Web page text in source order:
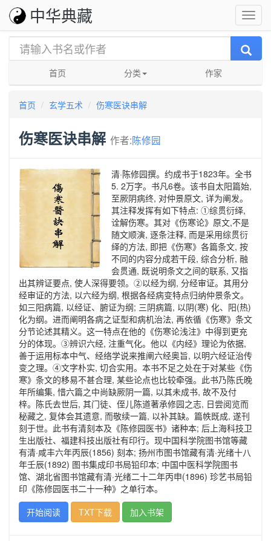
中华典藏
首页 分类 作家
首页 玄学五术 伤寒医诀串解
伤寒医诀串解 作者:陈修园
清·陈修园撰。约成书于1823年。全书
5. 2万字。书凡6卷。该书自太阳篇始,
至厥阴病终, 对仲景原文, 详为阐发。
其注释发挥有如下特点: ①综贯衍绎,
诠解伤寒。其对《伤寒论》原文,不是
随文顺演, 逐条注释, 而是采用综贯衍
绎的方法, 即把《伤寒》各篇条文, 按
不同的内容分成若干段, 综合分析, 融
会贯通, 既说明条文之间的联系, 又指
出其辨证要点, 使人深得要领。②以经为纲, 分经审证。其用分
经审证的方法, 以六经为纲, 根据各经病变特点归纳仲景条文。
如三阳病篇, 以经证、腑证为纲; 三阴病篇, 以阴(寒) 化、阳(热)
化为纲。进而阐明各病之证型和病机治法, 再依循《伤寒》条文
分节论述其精义。这一特点在他的《伤寒论浅注》中得到更充
分的体现。③辨识六经, 注重气化。他以《内经》理论为依据,
善于运用标本中气、经络学说来推阐六经奥旨, 以明六经证治传
变之理。④文字朴实, 切合实用。本书不足之处在于对某些《伤
寒》条文的移易不甚合理, 某些论点也比较牵强。此书乃陈氏晚
年所编集, 惜六篇之中尚缺厥阴一篇, 以其未成书, 故不及付
梓。陈氏去世后, 其门徒、侄儿陈道著承修园之志, 日尝阅览而
秘藏之, 复体会其遗意, 而敬续一篇, 以补其缺。篇帙既成, 遂刊
刻于世。此书有清刻本及《陈修园医书》诸种本; 后上海科技卫
生出版社、福建科技出版社有印行。现中国科学院图书馆等藏
有清·咸丰六年丙辰(1856) 刻本; 扬州市图书馆藏有清·光绪十八
年壬辰(1892) 图书集成印书局铅印本; 中国中医科学院图书
馆、湖北省图书馆藏有清·光绪二十二年丙申(1896) 珍艺书局铅
印《陈修园医书二十一种》之单行本。
开始阅读
TXT下载 加入书架